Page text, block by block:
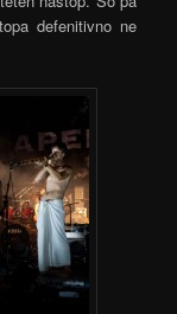
defenitivno ne